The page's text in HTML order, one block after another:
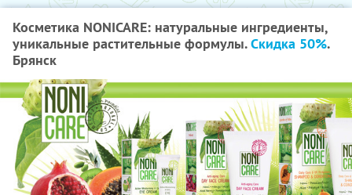
Косметика NONICARE: натуральные ингредиенты,
уникальные растительные формулы.Скидка 50%.
Брянск